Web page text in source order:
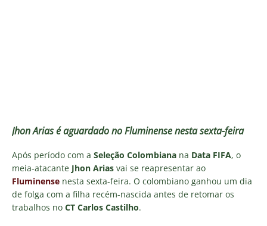
Jhon Arias é aguardado no Fluminense nesta sexta-feira
Após período com a Seleção Colombiana na Data FIFA, o
meia-atacante Jhon Arias vai se reapresentar ao
Fluminense nesta sexta-feira. O colombiano ganhou um dia
de folga com a filha recém-nascida antes de retomar os
trabalhos no CT Carlos Castilho.